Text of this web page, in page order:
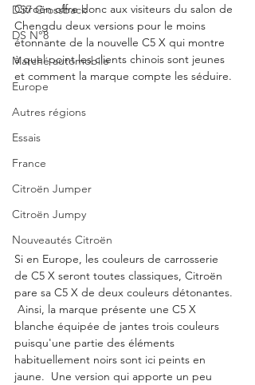
DS7 Crossback
DS N°8
Marché automobile
Europe
Autres régions
Essais
France
Citroën Jumper
Citroën Jumpy
Nouveautés Citroën
Citroën offre donc aux visiteurs du salon de
Chengdu deux versions pour le moins
étonnante de la nouvelle C5 X qui montre
à quel point les clients chinois sont jeunes
et comment la marque compte les séduire.
Si en Europe, les couleurs de carrosserie
de C5 X seront toutes classiques, Citroën
pare sa C5 X de deux couleurs détonantes.
Ainsi, la marque présente une C5 X
blanche équipée de jantes trois couleurs
puisqu'une partie des éléments
habituellement noirs sont ici peints en
jaune.  Une version qui apporte un peu